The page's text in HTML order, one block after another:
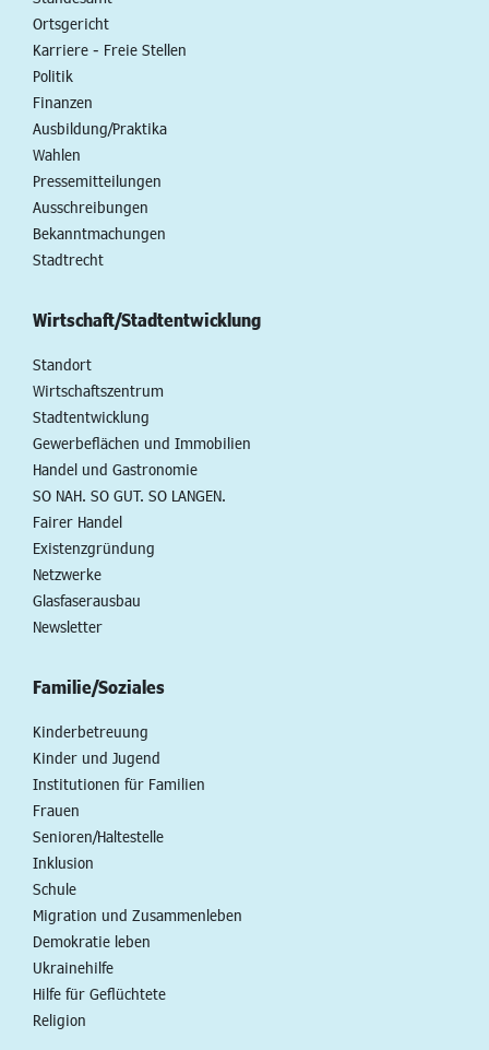
Ortsgericht
Karriere - Freie Stellen
Politik
Finanzen
Ausbildung/Praktika
Wahlen
Pressemitteilungen
Ausschreibungen
Bekanntmachungen
Stadtrecht
Wirtschaft/Stadtentwicklung
Standort
Wirtschaftszentrum
Stadtentwicklung
Gewerbeflächen und Immobilien
Handel und Gastronomie
SO NAH. SO GUT. SO LANGEN.
Fairer Handel
Existenzgründung
Netzwerke
Glasfaserausbau
Newsletter
Familie/Soziales
Kinderbetreuung
Kinder und Jugend
Institutionen für Familien
Frauen
Senioren/Haltestelle
Inklusion
Schule
Migration und Zusammenleben
Demokratie leben
Ukrainehilfe
Hilfe für Geflüchtete
Religion